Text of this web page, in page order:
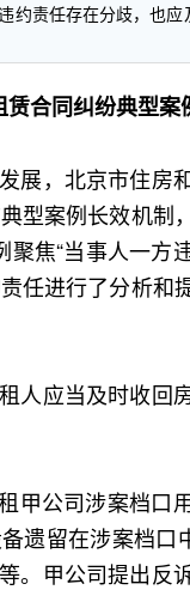
约责任存在分歧，也应
合同纠纷典型案
，北京市住房
型案例长效机制
焦“当事人一方
任进行了分析和
应当及时收回
公司涉案档口
遗留在涉案档口
。甲公司提出反